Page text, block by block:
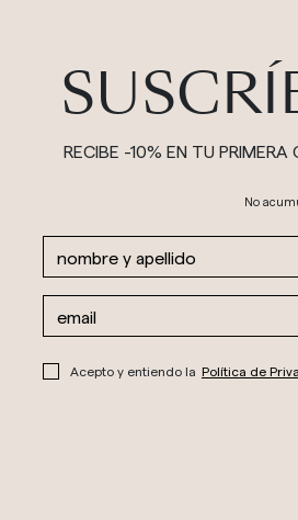
RECIBE -10% EN TU PRIMERA
No
Acepto y entiendo la Política de